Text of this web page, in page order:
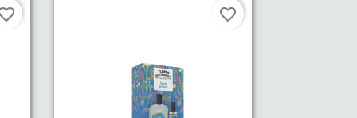
favorite_border